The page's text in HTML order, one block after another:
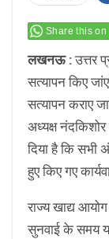
Share this on
लखनऊ :उत्तर
सत्यापन किए
सत्यापन कराए
अध्यक्ष
दिया है कि सभी
हुए किए गए
राज्य खाद्य
सुनवाई के समय